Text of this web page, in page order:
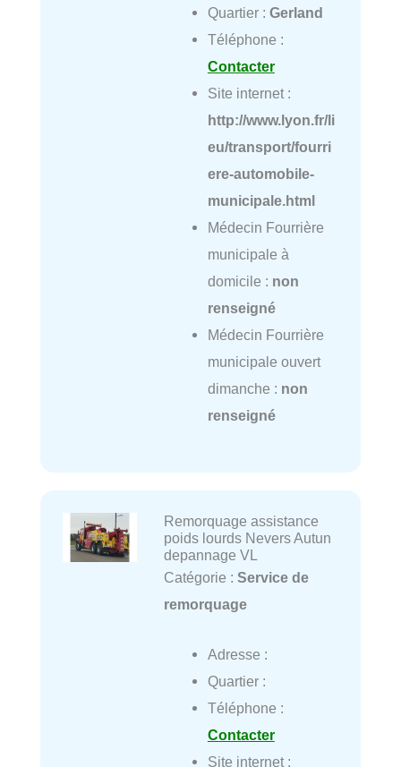
Quartier : Gerland
Téléphone :
Contacter
Site internet :
http://www.lyon.fr/li
eu/transport/fourri
ere-automobile-
municipale.html
Médecin Fourrière
municipale à
domicile : non
renseigné
Médecin Fourrière
municipale ouvert
dimanche : non
renseigné
Remorquage assistance
poids lourds Nevers Autun
depannage VL
Catégorie : Service de
remorquage
Adresse :
Quartier :
Téléphone :
Contacter
Site internet :